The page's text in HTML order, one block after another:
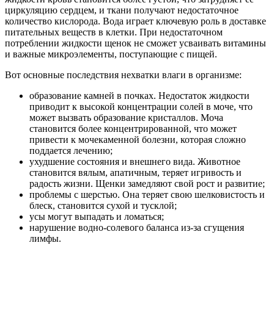
циркуляцию сердцем, и ткани получают недостаточное
количество кислорода. Вода играет ключевую роль в доставке
питательных веществ в клетки. При недостаточном
потреблении жидкости щенок не сможет усваивать витамины
и важные микроэлементы, поступающие с пищей.
Вот основные последствия нехватки влаги в организме:
образование камней в почках. Недостаток жидкости
приводит к высокой концентрации солей в моче, что
может вызвать образование кристаллов. Моча
становится более концентрированной, что может
привести к мочекаменной болезни, которая сложно
поддается лечению;
ухудшение состояния и внешнего вида. Животное
становится вялым, апатичным, теряет игривость и
радость жизни. Щенки замедляют свой рост и развитие;
проблемы с шерстью. Она теряет свою шелковистость и
блеск, становится сухой и тусклой;
усы могут выпадать и ломаться;
нарушение водно-солевого баланса из-за сгущения
лимфы.